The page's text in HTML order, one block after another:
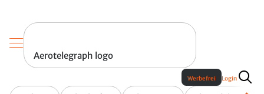
Aerotelegraph logo
Werbefrei Login